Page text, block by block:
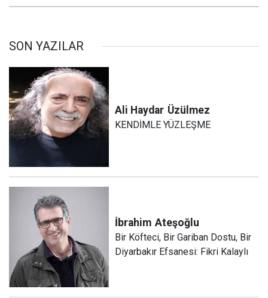
SON YAZILAR
Ali Haydar Üzülmez
KENDİMLE YÜZLEŞME
İbrahim Ateşoğlu
Bir Köfteci, Bir Gariban Dostu, Bir
Diyarbakır Efsanesi: Fikri Kalaylı